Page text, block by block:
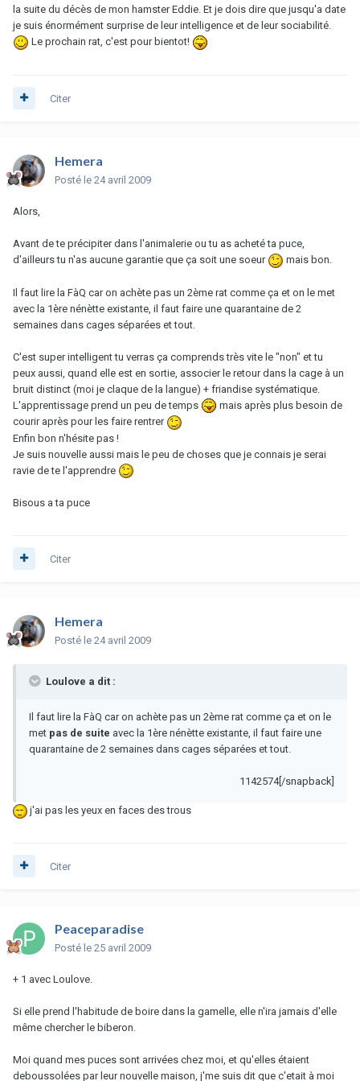
la suite du décès de mon hamster Eddie. Et je dois dire que jusqu'a date
je suis énormément surprise de leur intelligence et de leur sociabilité.
Le prochain rat, c'est pour bientot!
Citer
Hemera
Posté le 24 avril 2009
Alors,
Avant de te précipiter dans l'animalerie ou tu as acheté ta puce,
d'ailleurs tu n'as aucune garantie que ça soit une soeur
mais bon.
Il faut lire la FàQ car on achète pas un 2ème rat comme ça et on le met
avec la 1ère nénètte existante, il faut faire une quarantaine de 2
semaines dans cages séparées et tout.
C'est super intelligent tu verras ça comprends très vite le "non" et tu
peux aussi, quand elle est en sortie, associer le retour dans la cage à un
bruit distinct (moi je claque de la langue) + friandise systématique.
L'apprentissage prend un peu de temps
mais après plus besoin de
courir après pour les faire rentrer
Enfin bon n'hésite pas !
Je suis nouvelle aussi mais le peu de choses que je connais je serai
ravie de te l'apprendre
Bisous a ta puce
Citer
Hemera
Posté le 24 avril 2009
Loulove a dit :
Il faut lire la FàQ car on achète pas un 2ème rat comme ça et on le
met pas de suite avec la 1ère nénètte existante, il faut faire une
quarantaine de 2 semaines dans cages séparées et tout.
1142574[/snapback]
j'ai pas les yeux en faces des trous
Citer
Peaceparadise
Posté le 25 avril 2009
+ 1 avec Loulove.
Si elle prend l'habitude de boire dans la gamelle, elle n'ira jamais d'elle
même chercher le biberon.
Moi quand mes puces sont arrivées chez moi, et qu'elles étaient
deboussolées par leur nouvelle maison, j'me suis dit que c'etait à moi